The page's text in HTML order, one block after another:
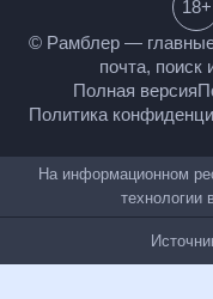
© Рамблер —
гороскопы, почта,
Полная версия
18+
На
рекомендательные